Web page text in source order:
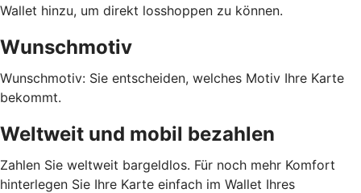
Wallet hinzu, um direkt losshoppen zu können.
Wunschmotiv
Wunschmotiv: Sie entscheiden, welches Motiv Ihre Karte
bekommt.
Weltweit und mobil bezahlen
Zahlen Sie weltweit bargeldlos. Für noch mehr Komfort
hinterlegen Sie Ihre Karte einfach im Wallet Ihres